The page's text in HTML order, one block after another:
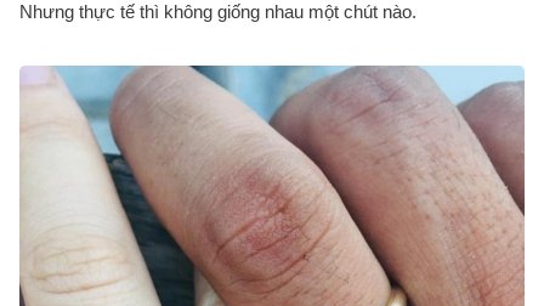
Nhưng thực tế thì không giống nhau một chút nào.